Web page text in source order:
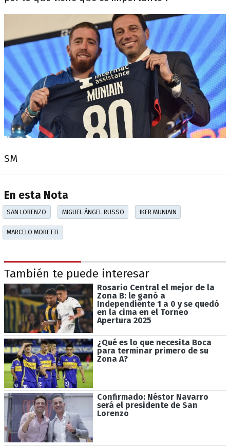
SM
En esta Nota
SAN LORENZO MIGUEL ÁNGEL RUSSO IKER MUNIAIN
MARCELO MORETTI
También te puede interesar
Rosario Central el mejor de la
Zona B: le ganó a
Independiente 1 a 0 y se quedó
en la cima en el Torneo
Apertura 2025
¿Qué es lo que necesita Boca
para terminar primero de su
Zona A?
Confirmado: Néstor Navarro
será el presidente de San
Lorenzo